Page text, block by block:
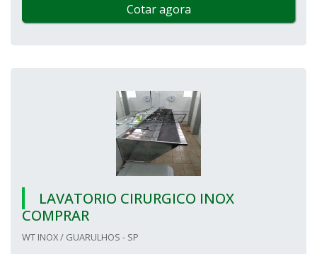
Cotar agora
LAVATORIO CIRURGICO INOX
COMPRAR
WT INOX / GUARULHOS - SP